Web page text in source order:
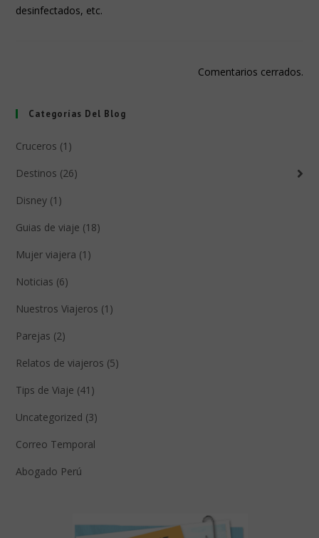
desinfectados, etc.
Comentarios cerrados.
Categorías Del Blog
Cruceros (1)
Destinos (26)
Disney (1)
Guias de viaje (18)
Mujer viajera (1)
Noticias (6)
Nuestros Viajeros (1)
Parejas (2)
Relatos de viajeros (5)
Tips de Viaje (41)
Uncategorized (3)
Correo Temporal
Abogado Perú